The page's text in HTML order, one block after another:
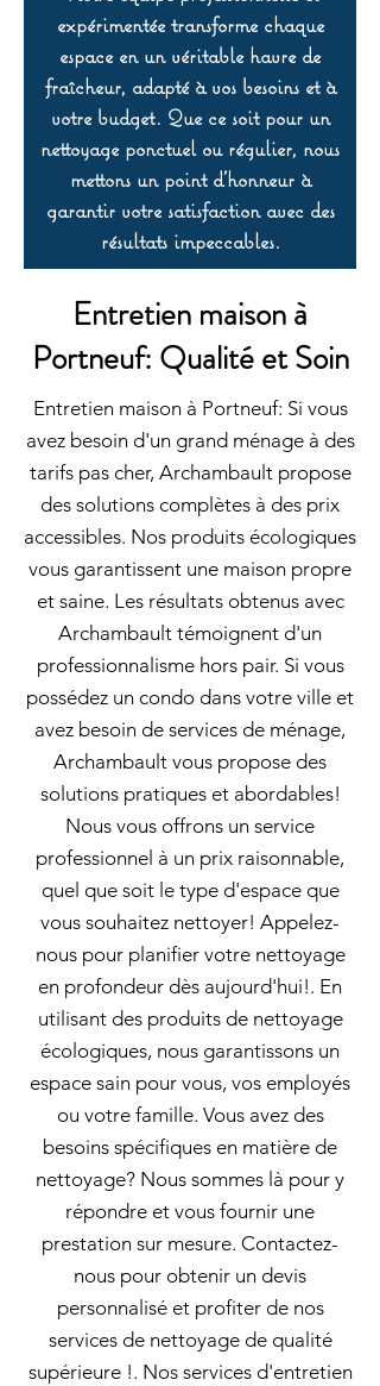
expérimentée transforme chaque
espace en un véritable havre de
fraîcheur, adapté à vos besoins et à
votre budget. Que ce soit pour un
nettoyage ponctuel ou régulier, nous
mettons un point d’honneur à
garantir votre satisfaction avec des
résultats impeccables.
Entretien maison à
Portneuf: Qualité et Soin
Entretien maison à Portneuf: Si vous
avez besoin d'un grand ménage à des
tarifs pas cher, Archambault propose
des solutions complètes à des prix
accessibles. Nos produits écologiques
vous garantissent une maison propre
et saine. Les résultats obtenus avec
Archambault témoignent d'un
professionnalisme hors pair. Si vous
possédez un condo dans votre ville et
avez besoin de services de ménage,
Archambault vous propose des
solutions pratiques et abordables!
Nous vous offrons un service
professionnel à un prix raisonnable,
quel que soit le type d'espace que
vous souhaitez nettoyer! Appelez-
nous pour planifier votre nettoyage
en profondeur dès aujourd'hui!. En
utilisant des produits de nettoyage
écologiques, nous garantissons un
espace sain pour vous, vos employés
ou votre famille. Vous avez des
besoins spécifiques en matière de
nettoyage? Nous sommes là pour y
répondre et vous fournir une
prestation sur mesure. Contactez-
nous pour obtenir un devis
personnalisé et profiter de nos
services de nettoyage de qualité
supérieure !. Nos services d'entretien